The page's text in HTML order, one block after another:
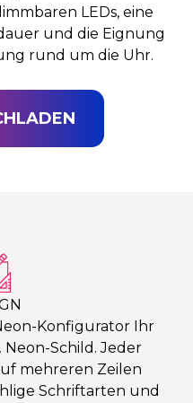
LEDs, eine
und die Eignung
rund um die Uhr.
Konfigurator Ihr
Schild. Jeder
mehreren Zeilen
Schriftarten und